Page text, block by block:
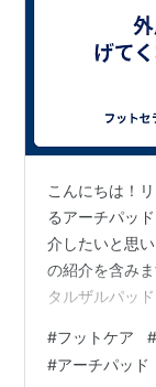
こんにちは！
るアーチパッ
介したいと思
の紹介を含み
タルザルパッ
側の指の付け
#フットケア
#アーチパッド